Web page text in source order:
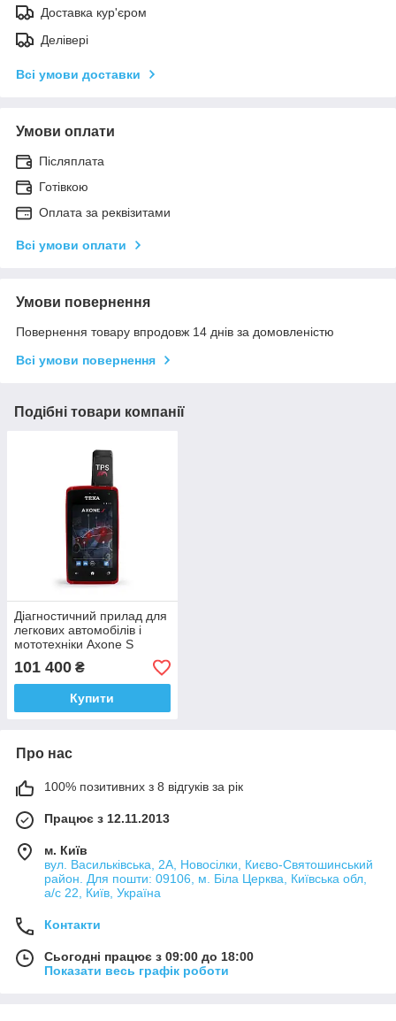
Доставка кур'єром
Делівері
Всі умови доставки
Умови оплати
Післяплата
Готівкою
Оплата за реквізитами
Всі умови оплати
Умови повернення
Повернення товару впродовж 14 днів за домовленістю
Всі умови повернення
Подібні товари компанії
Діагностичний прилад для
легкових автомобілів і
мототехніки Axone S
101 400 ₴
Купити
Про нас
100% позитивних з 8 відгуків за рік
Працює з 12.11.2013
м. Київ
вул. Васильківська, 2А, Новосілки, Києво-Святошинський
район. Для пошти: 09106, м. Біла Церква, Київська обл,
а/с 22, Київ, Україна
Контакти
Сьогодні працює з 09:00 до 18:00
Показати весь графік роботи